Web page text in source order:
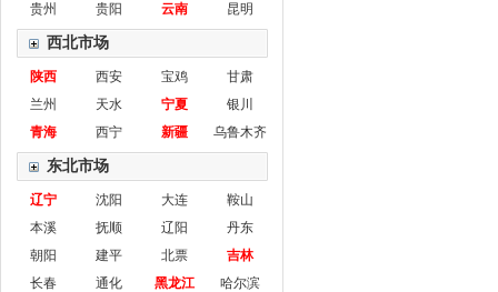
贵州
贵阳 云南 昆明
西北市场
陕西 西安 宝鸡
甘肃
兰州
天水 宁夏
银川
青海
西宁 新疆 乌鲁木齐
东北市场
辽宁 沈阳 大连
鞍山
本溪
抚顺 辽阳
丹东
朝阳
建平 北票
吉林
长春
通化 黑龙江
哈尔滨